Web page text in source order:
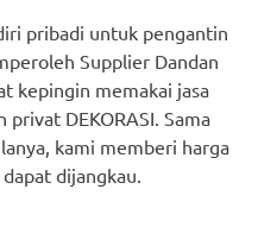
pribadi untuk pengantin
Supplier Dandan
kepingin memakai jasa
DEKORASI. Sama
kami memberi harga
dijangkau.